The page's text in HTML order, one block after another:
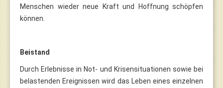
Menschen wieder neue Kraft und Hoffnung schöpfen
können.
Beistand
Durch Erlebnisse in Not- und Krisensituationen sowie bei
belastenden Ereignissen wird das Leben eines einzelnen